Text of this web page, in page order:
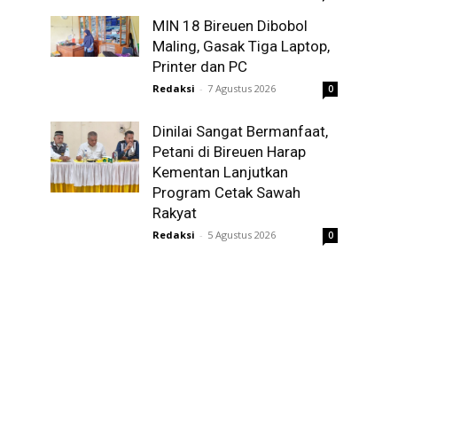
MIN 18 Bireuen Dibobol
Maling, Gasak Tiga Laptop,
Printer dan PC
Redaksi - 7 Agustus 2026 0
Dinilai Sangat Bermanfaat,
Petani di Bireuen Harap
Kementan Lanjutkan
Program Cetak Sawah
Rakyat
Redaksi - 5 Agustus 2026 0